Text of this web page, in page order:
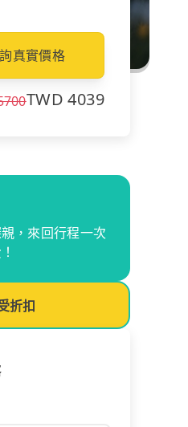
真實價格
TWD4039
，來回行程一次
折扣